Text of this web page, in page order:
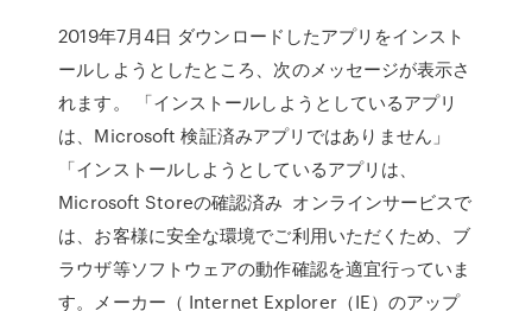
2019年7月4日 ダウンロードしたアプリをインスト
ールしようとしたところ、次のメッセージが表示さ
れます。 「インストールしようとしているアプリ
は、Microsoft 検証済みアプリではありません」
「インストールしようとしているアプリは、
Microsoft Storeの確認済み オンラインサービスで
は、お客様に安全な環境でご利用いただくため、ブ
ラウザ等ソフトウェアの動作確認を適宜行っていま
す。メーカー（ Internet Explorer（IE）のアップ